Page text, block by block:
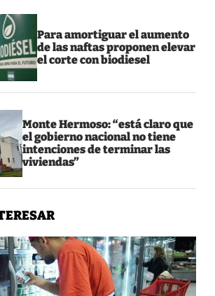
Para amortiguar el aumento
de las naftas proponen elevar
el corte con biodiesel
Monte Hermoso: “está claro que
el gobierno nacional no tiene
intenciones de terminar las
viviendas”